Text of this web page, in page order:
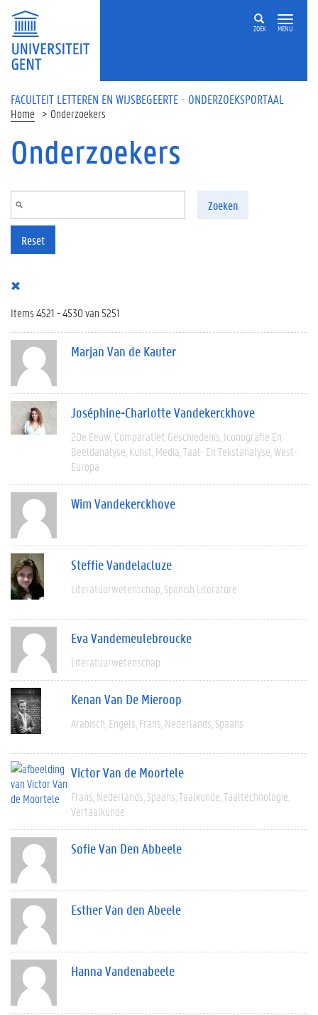
Overslaan en naar de inhoud gaan
ZOEK MENU
FACULTEIT LETTEREN EN WIJSBEGEERTE - ONDERZOEKSPORTAAL
Home Onderzoekers
Onderzoekers
Zoeken
Reset
Items 4521 - 4530 van 5251
Marjan Van de Kauter
Joséphine-Charlotte Vandekerckhove
20e Eeuw Comparatief Geschiedenis Iconografie En
Beeldanalyse Kunst Media Taal- En Tekstanalyse West-
Europa
Wim Vandekerckhove
Steffie Vandelacluze
Literatuurwetenschap Spanish Literature
Eva Vandemeulebroucke
Literatuurwetenschap
Kenan Van De Mieroop
Arabisch Engels Frans Nederlands Spaans
Victor Van de Moortele
Frans Nederlands Spaans Taalkunde Taaltechnologie
Vertaalkunde
Sofie Van Den Abbeele
Esther Van den Abeele
Hanna Vandenabeele